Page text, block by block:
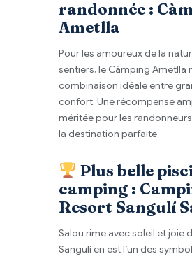
randonnée :
Ametlla
Pour les amoureux de la
sentiers, le Càmping Ametlla
combinaison idéale entre
confort. Une récompense
méritée pour les
la destination parfaite.
Plus belle
camping :
Resort Sangulí
Salou rime avec soleil et joie
Sangulí en est l’un des